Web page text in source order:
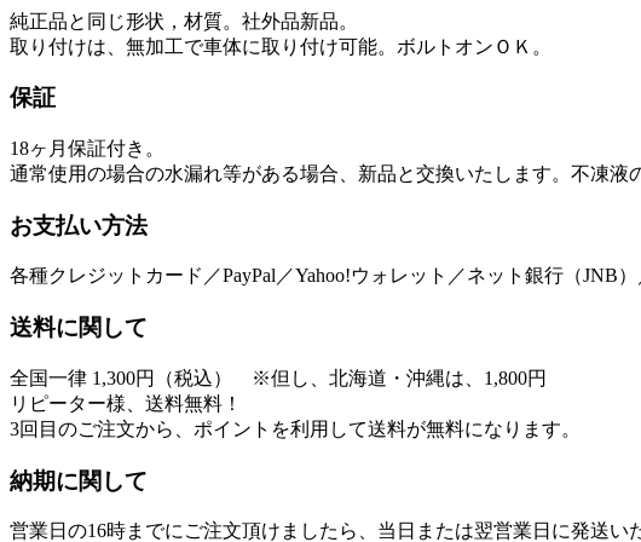
純正品と同じ形状，材質。社外品新品。
取り付けは、無加工で車体に取り付け可能。ボルトオンＯＫ。
保証
18ヶ月保証付き。
通常使用の場合の水漏れ等がある場合、新品と交換いたします。不凍液
お支払い方法
各種クレジットカード／PayPal／Yahoo!ウォレット／ネット銀行（
送料に関して
全国一律 1,300円（税込） ※但し、北海道・沖縄は、1,800円
リピーター様、送料無料！
3回目のご注文から、ポイントを利用して送料が無料になります。
納期に関して
営業日の16時までにご注文頂けましたら、当日または翌営業日に発送い